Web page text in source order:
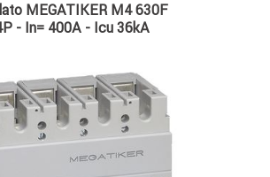
MEGATIKER M4 630F
- In= 400A - Icu 36kA